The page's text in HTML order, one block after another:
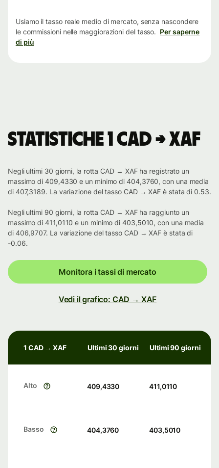
Usiamo il tasso reale medio di mercato, senza nascondere
le commissioni nelle maggiorazioni del tasso. Per saperne
di più
Statistiche 1 CAD → XAF
Negli ultimi 30 giorni, la rotta CAD → XAF ha registrato un
massimo di 409,4330 e un minimo di 404,3760, con una media
di 407,3189. La variazione del tasso CAD → XAF è stata di 0.53.
Negli ultimi 90 giorni, la rotta CAD → XAF ha raggiunto un
massimo di 411,0110 e un minimo di 403,5010, con una media
di 406,9707. La variazione del tasso CAD → XAF è stata di
-0.06.
Monitora i tassi di mercato
Vedi il grafico: CAD → XAF
1 CAD → XAF Ultimi 30 giorni Ultimi 90 giorni
Alto 409,4330 411,0110
Basso 404,3760 403,5010